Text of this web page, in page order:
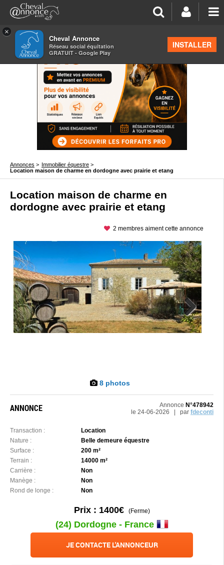
×
Cheval Annonce
Réseau social équitation
GRATUIT - Google Play
INSTALLER
Annonces > Immobilier équestre >
Location maison de charme en dordogne avec prairie et etang
Location maison de charme en
dordogne avec prairie et etang
2 membres aiment cette annonce
Next
8 photos
ANNONCE Annonce N°478942
le 24-06-2026 | par fdeconti
Transaction :
Location
Nature :
Belle demeure équestre
Surface :
200 m²
Terrain :
14000 m²
Carrière :
Non
Manège :
Non
Rond de longe :
Non
Prix : 1400€(Ferme)
(24) Dordogne - France
JE CONTACTE L'ANNONCEUR